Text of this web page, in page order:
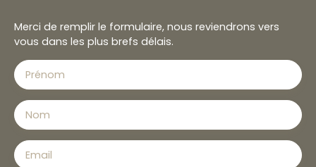
Merci de remplir le formulaire, nous reviendrons vers
vous dans les plus brefs délais.
Prénom
Nom
Email